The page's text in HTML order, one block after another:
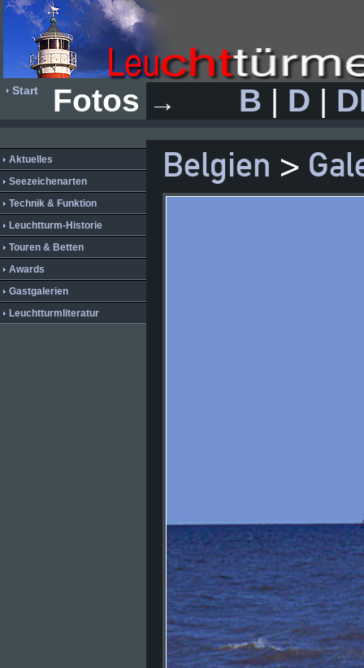
Start Fotos → B | D |
Aktuelles
Seezeichenarten
Technik & Funktion
Leuchtturm-Historie
Touren & Betten
Awards
Gastgalerien
Leuchtturmliteratur
Belgien >